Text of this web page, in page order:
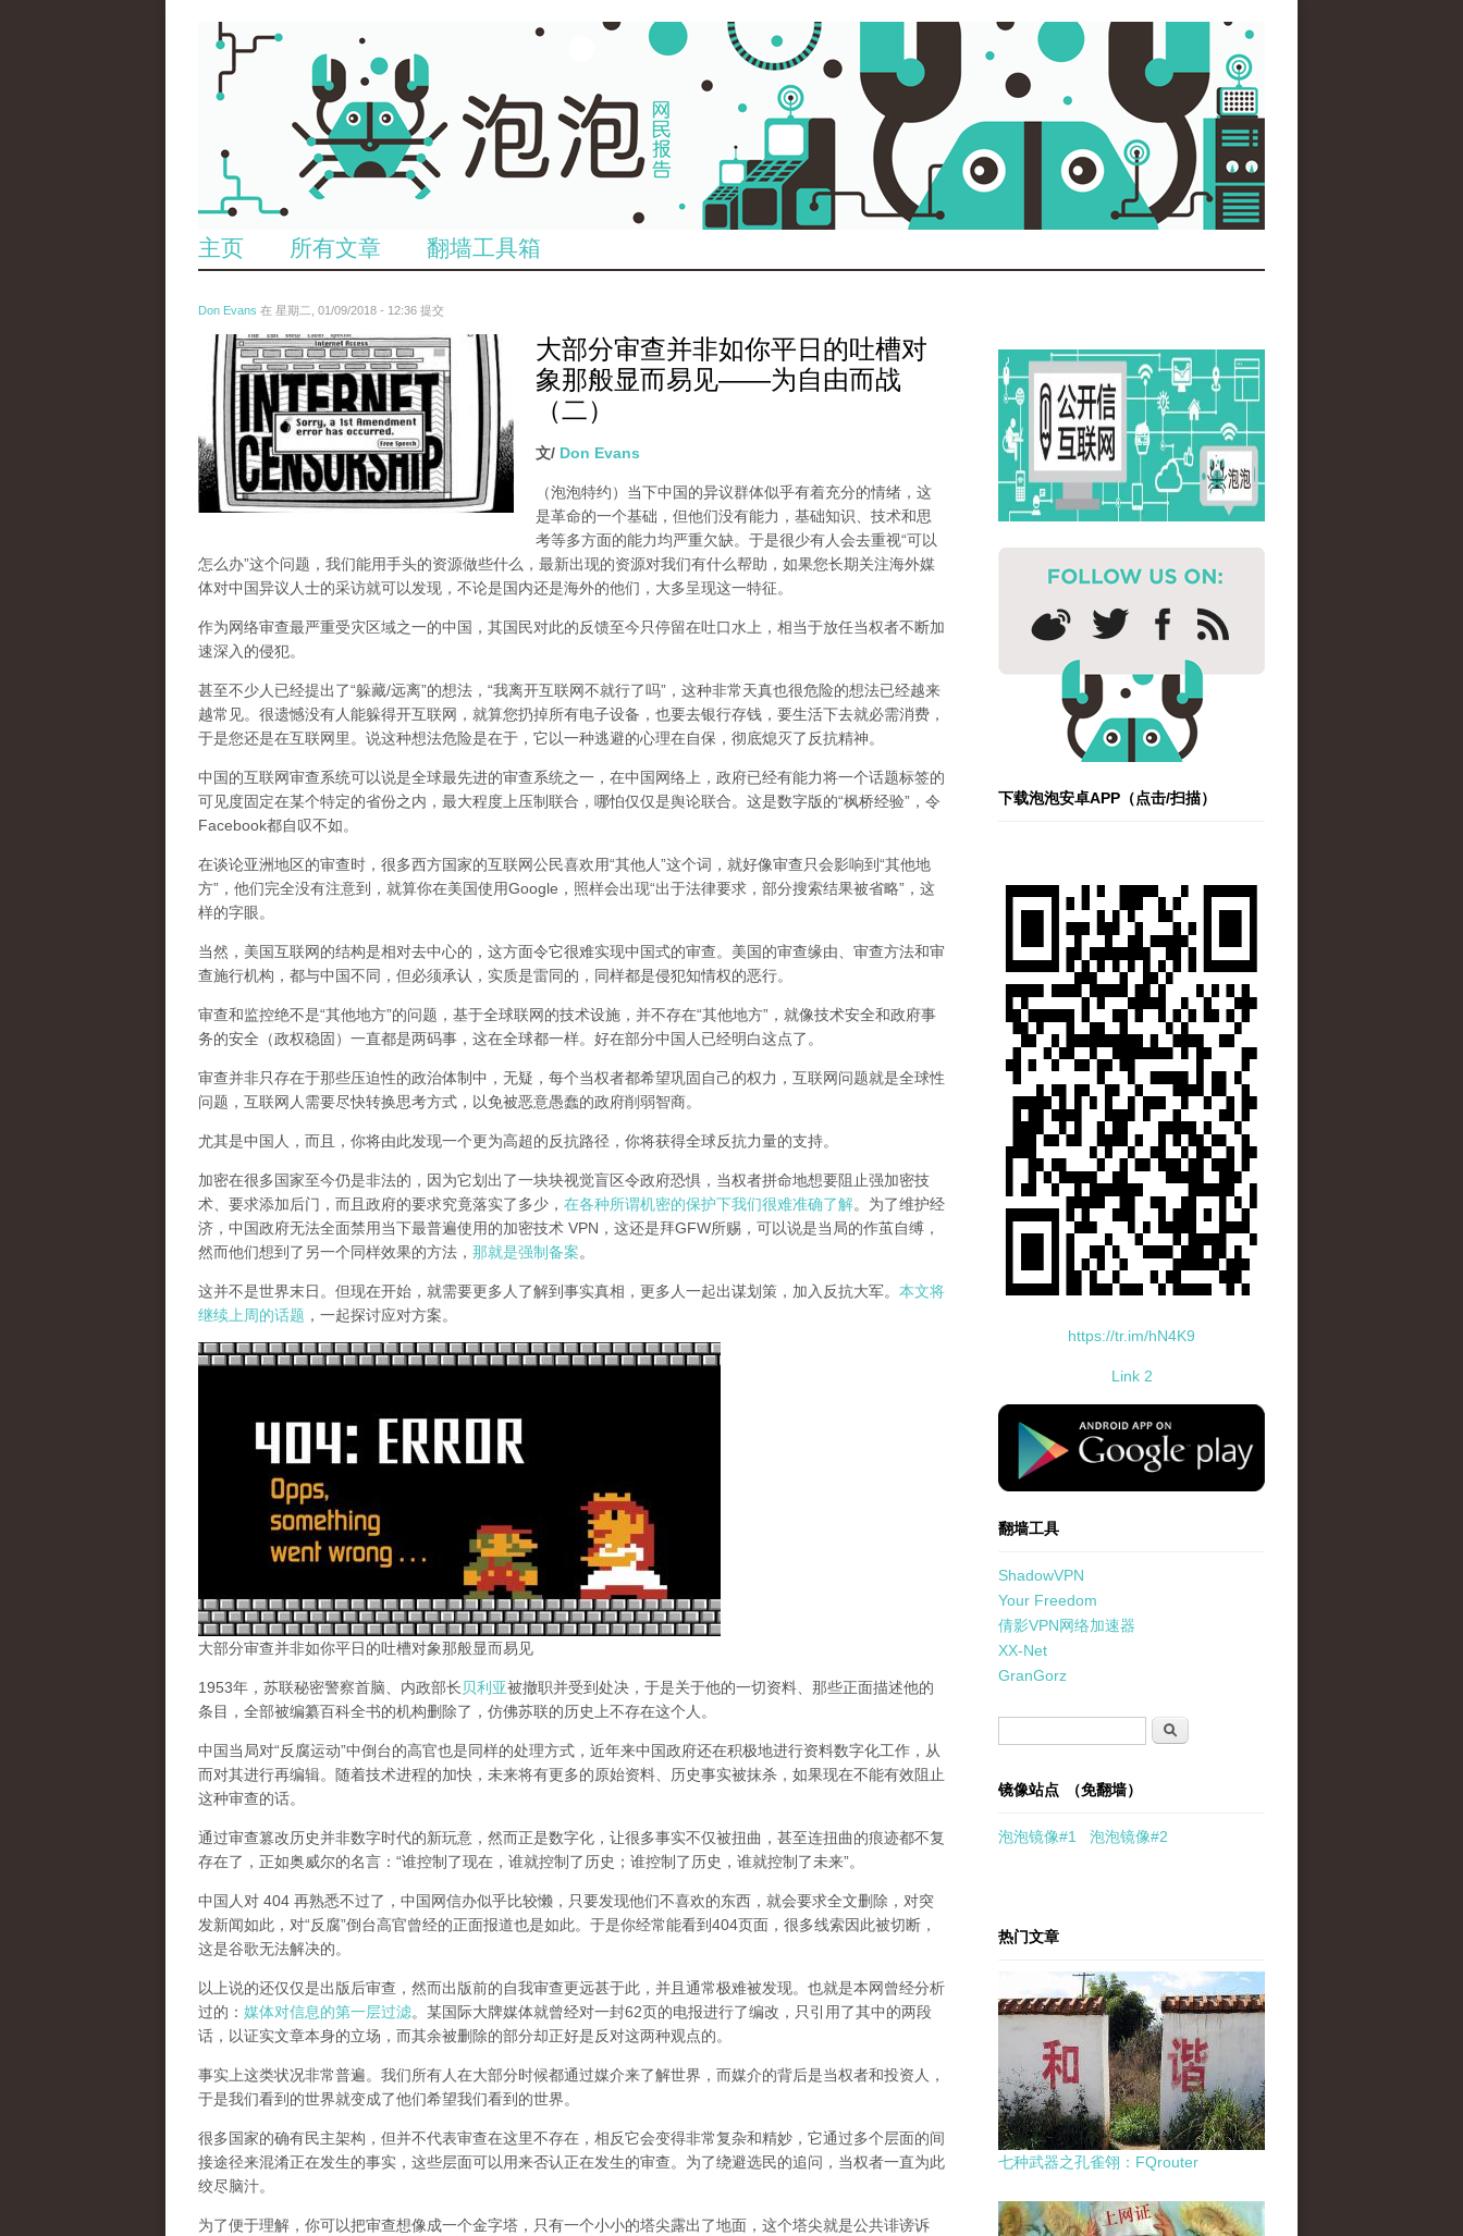
主页 所有文章 翻墙工具箱
Don Evans 在 星期二, 01/09/2018 - 12:36 提交
wechatimg866.jpeg
大部分审查并非如你平日的吐槽对
象那般显而易见——为自由而战
（二）
文/ Don Evans
（泡泡特约） 当下中国的异议群体似乎有着充分的情绪，这
是革命的一个基础，但他们没有能力，基础知识、技术和思
考等多方面的能力均严重欠缺。于是很少有人会去重视“可以
怎么办”这个问题，我们能用手头的资源做些什么，最新出现的资源对我们有什么帮助，如果您长期关注海外媒
体对中国异议人士的采访就可以发现，不论是国内还是海外的他们，大多呈现这一特征。
作为网络审查最严重受灾区域之一的中国，其国民对此的反馈至今只停留在吐口水上，相当于放任当权者不断加
速深入的侵犯。
甚至不少人已经提出了“躲藏/远离”的想法，“我离开互联网不就行了吗”，这种非常天真也很危险的想法已经越来
越常见。很遗憾没有人能躲得开互联网，就算您扔掉所有电子设备，也要去银行存钱，要生活下去就必需消费，
于是您还是在互联网里。说这种想法危险是在于，它以一种逃避的心理在自保，彻底熄灭了反抗精神。
中国的互联网审查系统可以说是全球最先进的审查系统之一，在中国网络上，政府已经有能力将一个话题标签的
可见度固定在某个特定的省份之内，最大程度上压制联合 ，哪怕仅仅是舆论联合。这是数字版的“枫桥经验”，令
Facebook都自叹不如。
在谈论亚洲地区的审查时，很多西方国家的互联网公民喜欢用“其他人”这个词，就好像审查只会影响到“其他地
方”，他们完全没有注意到， 就算你在美国使用Google，照样会出现“出于法律要求，部分搜索结果被省略”，这
样的字眼。
当然，美国互联网的结构是相对去中心的，这方面令它很难实现中国式的审查。美国的审查缘由、审查方法和审
查施行机构，都与中国不同，但必须承认， 实质是雷同的，同样都是侵犯知情权的恶行。
审查和监控绝不是“其他地方”的问题，基于全球联网的技术设施，并不存在“其他地方”，就像技术安全和政府事
务的安全（政权稳固）一直都是两码事，这在全球都一样。好在部分中国人已经明白这点了。
审查并非只存在于那些压迫性的政治体制中，无疑，每个当权者都希望巩固自己的权力，互联网问题就是全球性
问题，互联网人需要尽快转换思考方式，以免被恶意愚蠢的政府削弱智商。
尤其是中国人，而且，你将由此发现一个更为高超的反抗路径，你将获得全球反抗力量的支持。
加密在很多国家至今仍是非法的，因为它划出了一块块视觉盲区令政府恐惧，当权者拼命地想要阻止强加密技
术、要求添加后门，而且政府的要求究竟落实了多少， 在各种所谓机密的保护下我们很难准确了解。为了维护经
济，中国政府无法全面禁用当下最普遍使用的加密技术 VPN，这还是拜GFW所赐，可以说是当局的作茧自缚，
然而他们想到了另一个同样效果的方法， 那就是强制备案。
这并不是世界末日。但现在开始，就需要更多人了解到事实真相，更多人一起出谋划策，加入反抗大军。 本文将
继续上周的话题 ，一起探讨应对方案。
大部分审查并非如你平日的吐槽对象那般显而易见
1953年，苏联秘密警察首脑、内政部长贝利亚被撤职并受到处决，于是关于他的一切资料、那些正面描述他的
条目，全部被编纂百科全书的机构删除了，仿佛苏联的历史上不存在这个人。
中国当局对“反腐运动”中倒台的高官也是同样的处理方式，近年来中国政府还在积极地进行资料数字化工作，从
而对其进行再编辑。随着技术进程的加快，未来将有更多的原始资料、历史事实被抹杀，如果现在不能有效阻止
这种审查的话。
通过审查篡改历史并非数字时代的新玩意，然而正是数字化，让很多事实不仅被扭曲，甚至连扭曲的痕迹都不复
存在了，正如奥威尔的名言：“谁控制了现在，谁就控制了历史；谁控制了历史，谁就控制了未来”。
中国人对 404 再熟悉不过了，中国网信办似乎比较懒，只要发现他们不喜欢的东西，就会要求全文删除，对突
发新闻如此，对“反腐”倒台高官曾经的正面报道也是如此。于是你经常能看到404页面， 很多线索因此被切断，
这是谷歌无法解决的。
以上说的还仅仅是出版后审查，然而出版前的自我审查更远甚于此，并且通常极难被发现。 也就是本网曾经分析
过的： 媒体对信息的第一层过滤。某国际大牌媒体就曾经对一封62页的电报进行了编改，只引用了其中的两段
话，以证实文章本身的立场，而其余被删除的部分却正好是反对这两种观点的。
事实上这类状况非常普遍。我们所有人在大部分时候都通过媒介来了解世界，而媒介的背后是当权者和投资人，
于是我们看到的世界就变成了他们希望我们看到的世界。
很多国家的确有民主架构，但并不代表审查在这里不存在，相反它会变得非常复杂和精妙，它通过多个层面的间
接途径来混淆正在发生的事实，这些层面可以用来否认正在发生的审查。为了绕避选民的追问，当权者一直为此
绞尽脑汁。
为了便于理解，你可以把审查想像成一个金字塔，只有一个小小的塔尖露出了地面，这个塔尖就是公共诽谤诉
下载泡泡安卓APP（点击/扫描）
https://tr.im/hN4K9
Link 2
standard-icon-googleplay-app-store.png
翻墙工具
ShadowVPN
Your Freedom
倩影VPN网络加速器
XX-Net
GranGorz
搜索
镜像站点 （免翻墙）
泡泡镜像#1 泡泡镜像#2
热门文章
七种武器之孔雀翎：FQrouter